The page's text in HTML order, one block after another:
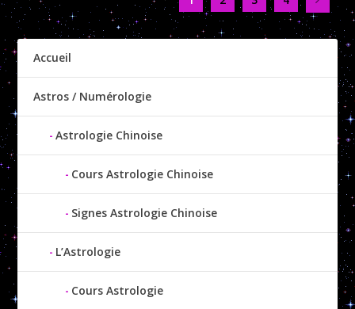
Accueil
Astros / Numérologie
Astrologie Chinoise
Cours Astrologie Chinoise
Signes Astrologie Chinoise
L’Astrologie
Cours Astrologie